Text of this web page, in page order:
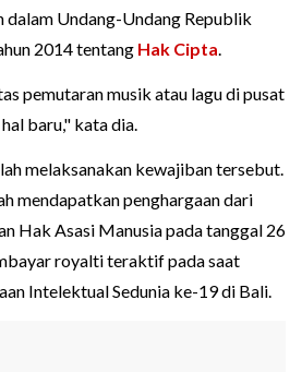
dalam Undang-Undang Republik
2014 tentang Hak Cipta.
pemutaran musik atau lagu di pusat
baru," kata dia.
melaksanakan kewajiban tersebut.
mendapatkan penghargaan dari
Hak Asasi Manusia pada tanggal 26
royalti teraktif pada saat
Intelektual Sedunia ke-19 di Bali.